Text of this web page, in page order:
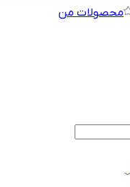
محصولات من